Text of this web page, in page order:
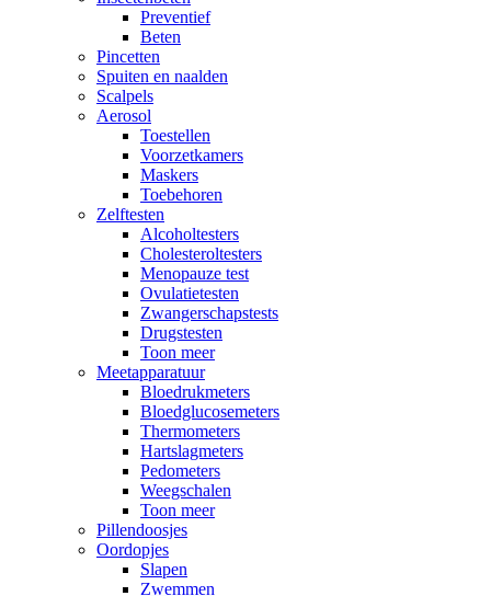
Preventief
Beten
Pincetten
Spuiten en naalden
Scalpels
Aerosol
Toestellen
Voorzetkamers
Maskers
Toebehoren
Zelftesten
Alcoholtesters
Cholesteroltesters
Menopauze test
Ovulatietesten
Zwangerschapstests
Drugstesten
Toon meer
Meetapparatuur
Bloedrukmeters
Bloedglucosemeters
Thermometers
Hartslagmeters
Pedometers
Weegschalen
Toon meer
Pillendoosjes
Oordopjes
Slapen
Zwemmen